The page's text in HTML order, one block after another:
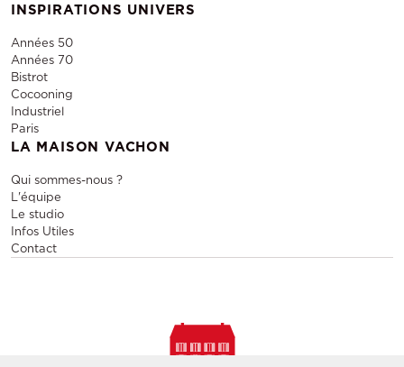
INSPIRATIONS UNIVERS
Années 50
Années 70
Bistrot
Cocooning
Industriel
Paris
LA MAISON VACHON
Qui sommes-nous ?
L'équipe
Le studio
Infos Utiles
Contact